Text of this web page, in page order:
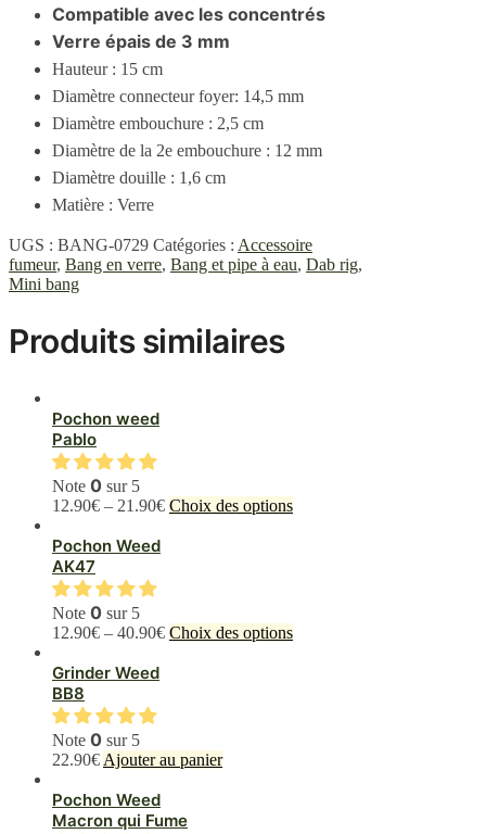
Compatible avec les concentrés
Verre épais de 3 mm
Hauteur : 15 cm
Diamètre connecteur foyer: 14,5 mm
Diamètre embouchure : 2,5 cm
Diamètre de la 2e embouchure : 12 mm
Diamètre douille : 1,6 cm
Matière : Verre
UGS : BANG-0729 Catégories : Accessoire
fumeur, Bang en verre, Bang et pipe à eau, Dab rig,
Mini bang
Produits similaires
Pochon weed
Pablo
Note 0 sur 5
12.90€ – 21.90€ Choix des optionsCe
options
peuvent
Pochon Weed
AK47
Note 0 sur 5
12.90€ – 40.90€ Choix des optionsCe
Grinder Weed
BB8
Note 0 sur 5
22.90€ Ajouter au panier
Pochon Weed
Macron qui Fume